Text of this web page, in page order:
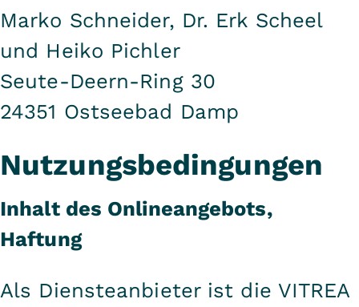
Marko Schneider, Dr. Erk Scheel
und Heiko Pichler
Seute-Deern-Ring 30
24351 Ostseebad Damp
Nutzungsbedingungen
Inhalt des Onlineangebots,
Haftung
Als Diensteanbieter ist die VITREA